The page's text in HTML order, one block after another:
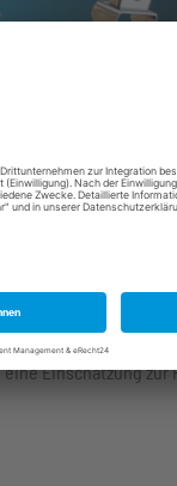
Einschätzung zur